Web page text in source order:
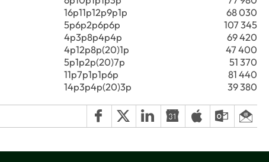
16p11p12p9p1p
68 030
5p6p2p6p6p
107 345
4p3p8p4p4p
69 420
4p12p8p(20)1p
47 400
5p1p2p(20)7p
51 370
11p7p1p1p6p
81 440
14p3p4p(20)3p 39 380